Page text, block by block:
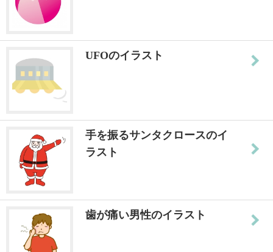
UFOのイラスト
手を振るサンタクロースのイ
ラスト
歯が痛い男性のイラスト